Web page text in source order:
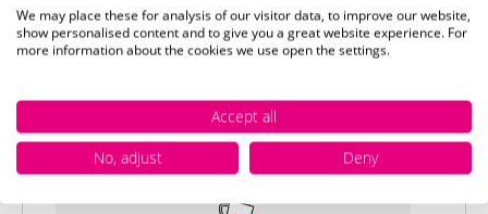
Schritt 3:
Artikelvorschau und Freigabe
Druckvorschau mit Ihrem Design. Sobald
Sie diese freigeben, starten wir
umgehend mit der Produktion.
We may place these for analysis of our visitor data, to improve our website,
show personalised content and to give you a great website experience. For
more information about the cookies we use open the settings.
Accept all
No, adjust
Deny